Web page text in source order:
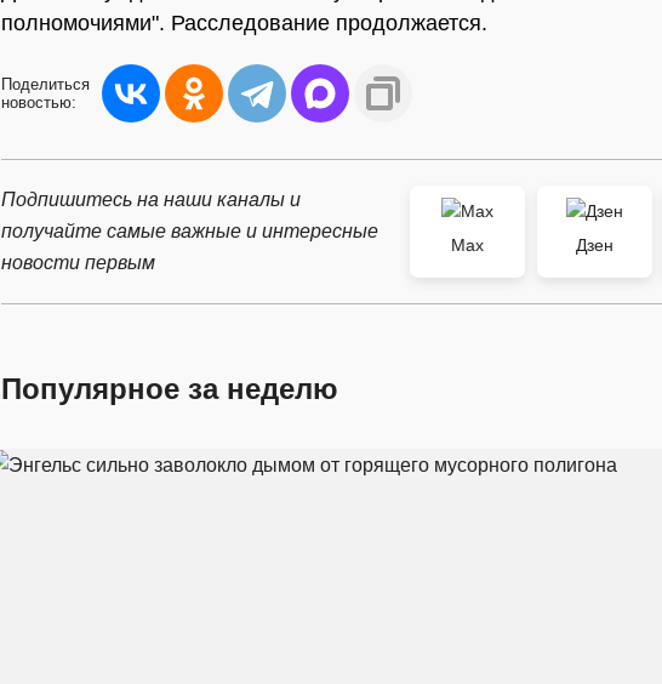
полномочиями". Расследование продолжается.
Поделиться
новостью:
Подпишитесь на наши каналы и
получайте самые важные и интересные
новости первым
Max Дзен
Популярное за неделю